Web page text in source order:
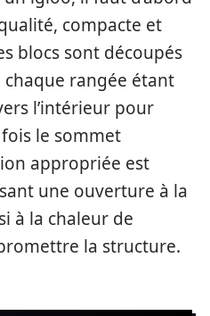
compacte et
blocs sont découpés
rangée étant
l’intérieur pour
le sommet
appropriée est
une ouverture à la
à la chaleur de
la structure.